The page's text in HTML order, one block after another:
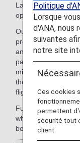
Laboratory at
optimum boarding
Our findings
process smoother
and other areas of
passengers board
middle seats and
therefore decided
flights.
Furthermore, we
which was
board the aircraft in
Politique
Lorsque
d'ANA, nous
suivantes
notre site
Ces cookies
permettent
sécurité tout
client.